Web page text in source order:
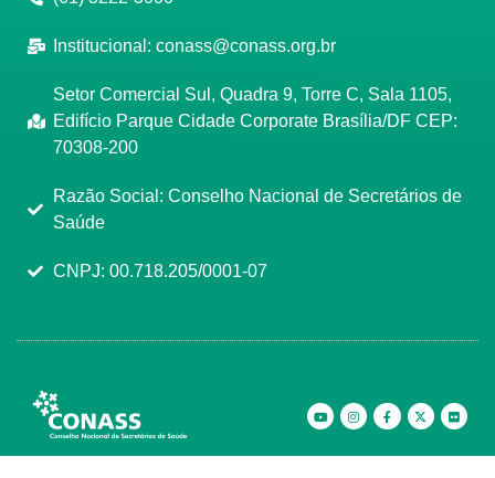
Institucional: conass@conass.org.br
Setor Comercial Sul, Quadra 9, Torre C, Sala 1105,
Edifício Parque Cidade Corporate Brasília/DF CEP:
70308-200
Razão Social: Conselho Nacional de Secretários de
Saúde
CNPJ: 00.718.205/0001-07